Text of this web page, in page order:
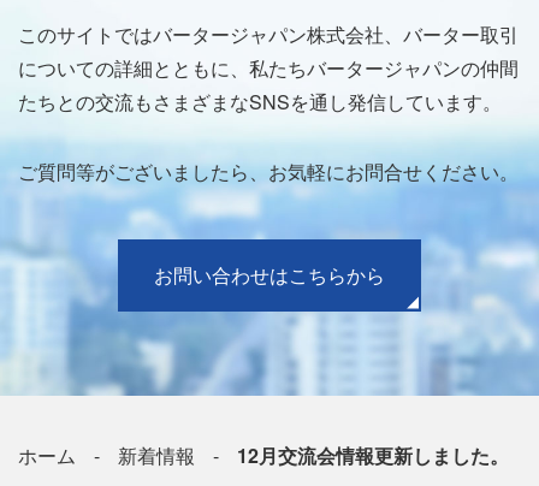
このサイトではバータージャパン株式会社、バーター取引
についての詳細とともに、私たちバータージャパンの仲間
たちとの交流もさまざまなSNSを通し発信しています。
ご質問等がございましたら、お気軽にお問合せください。
お問い合わせはこちらから
ホーム 新着情報 12月交流会情報更新しました。